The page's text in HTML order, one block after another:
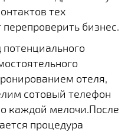
тех
бизнес.
отеля,
сотовый телефон
каждой мелочи.После
процедура